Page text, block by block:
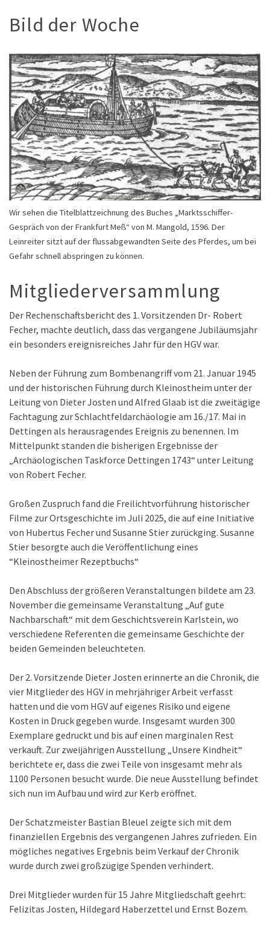
Bild der Woche
Wir sehen die Titelblattzeichnung des Buches „Marktsschiffer-
Gespräch von der Frankfurt Meß“ von M. Mangold, 1596. Der
Leinreiter sitzt auf der flussabgewandten Seite des Pferdes, um bei
Gefahr schnell abspringen zu können.
Mitgliederversammlung
Der Rechenschaftsbericht des 1. Vorsitzenden Dr- Robert
Fecher, machte deutlich, dass das vergangene Jubiläumsjahr
ein besonders ereignisreiches Jahr für den HGV war.
Neben der Führung zum Bombenangriff vom 21. Januar 1945
und der historischen Führung durch Kleinostheim unter der
Leitung von Dieter Josten und Alfred Glaab ist die zweitägige
Fachtagung zur Schlachtfeldarchäologie am 16./17. Mai in
Dettingen als herausragendes Ereignis zu benennen. Im
Mittelpunkt standen die bisherigen Ergebnisse der
„Archäologischen Taskforce Dettingen 1743“ unter Leitung
von Robert Fecher.
Großen Zuspruch fand die Freilichtvorführung historischer
Filme zur Ortsgeschichte im Juli 2025, die auf eine Initiative
von Hubertus Fecher und Susanne Stier zurückging. Susanne
Stier besorgte auch die Veröffentlichung eines
“Kleinostheimer Rezeptbuchs“
Den Abschluss der größeren Veranstaltungen bildete am 23.
November die gemeinsame Veranstaltung „Auf gute
Nachbarschaft“ mit dem Geschichtsverein Karlstein, wo
verschiedene Referenten die gemeinsame Geschichte der
beiden Gemeinden beleuchteten.
Der 2. Vorsitzende Dieter Josten erinnerte an die Chronik, die
vier Mitglieder des HGV in mehrjähriger Arbeit verfasst
hatten und die vom HGV auf eigenes Risiko und eigene
Kosten in Druck gegeben wurde. Insgesamt wurden 300
Exemplare gedruckt und bis auf einen marginalen Rest
verkauft. Zur zweijährigen Ausstellung „Unsere Kindheit“
berichtete er, dass die zwei Teile von insgesamt mehr als
1100 Personen besucht wurde. Die neue Ausstellung befindet
sich nun im Aufbau und wird zur Kerb eröffnet.
Der Schatzmeister Bastian Bleuel zeigte sich mit dem
finanziellen Ergebnis des vergangenen Jahres zufrieden. Ein
mögliches negatives Ergebnis beim Verkauf der Chronik
wurde durch zwei großzügige Spenden verhindert.
Drei Mitglieder wurden für 15 Jahre Mitgliedschaft geehrt:
Felizitas Josten, Hildegard Haberzettel und Ernst Bozem.